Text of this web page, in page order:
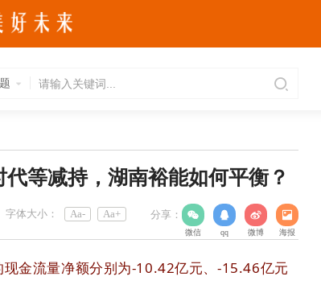
等减持，湖南裕能如何平衡？
分享：
微信 qq 微博 海报
字体大小： Aa- Aa+
金流量净额分别为-10.42亿元、-15.46亿元